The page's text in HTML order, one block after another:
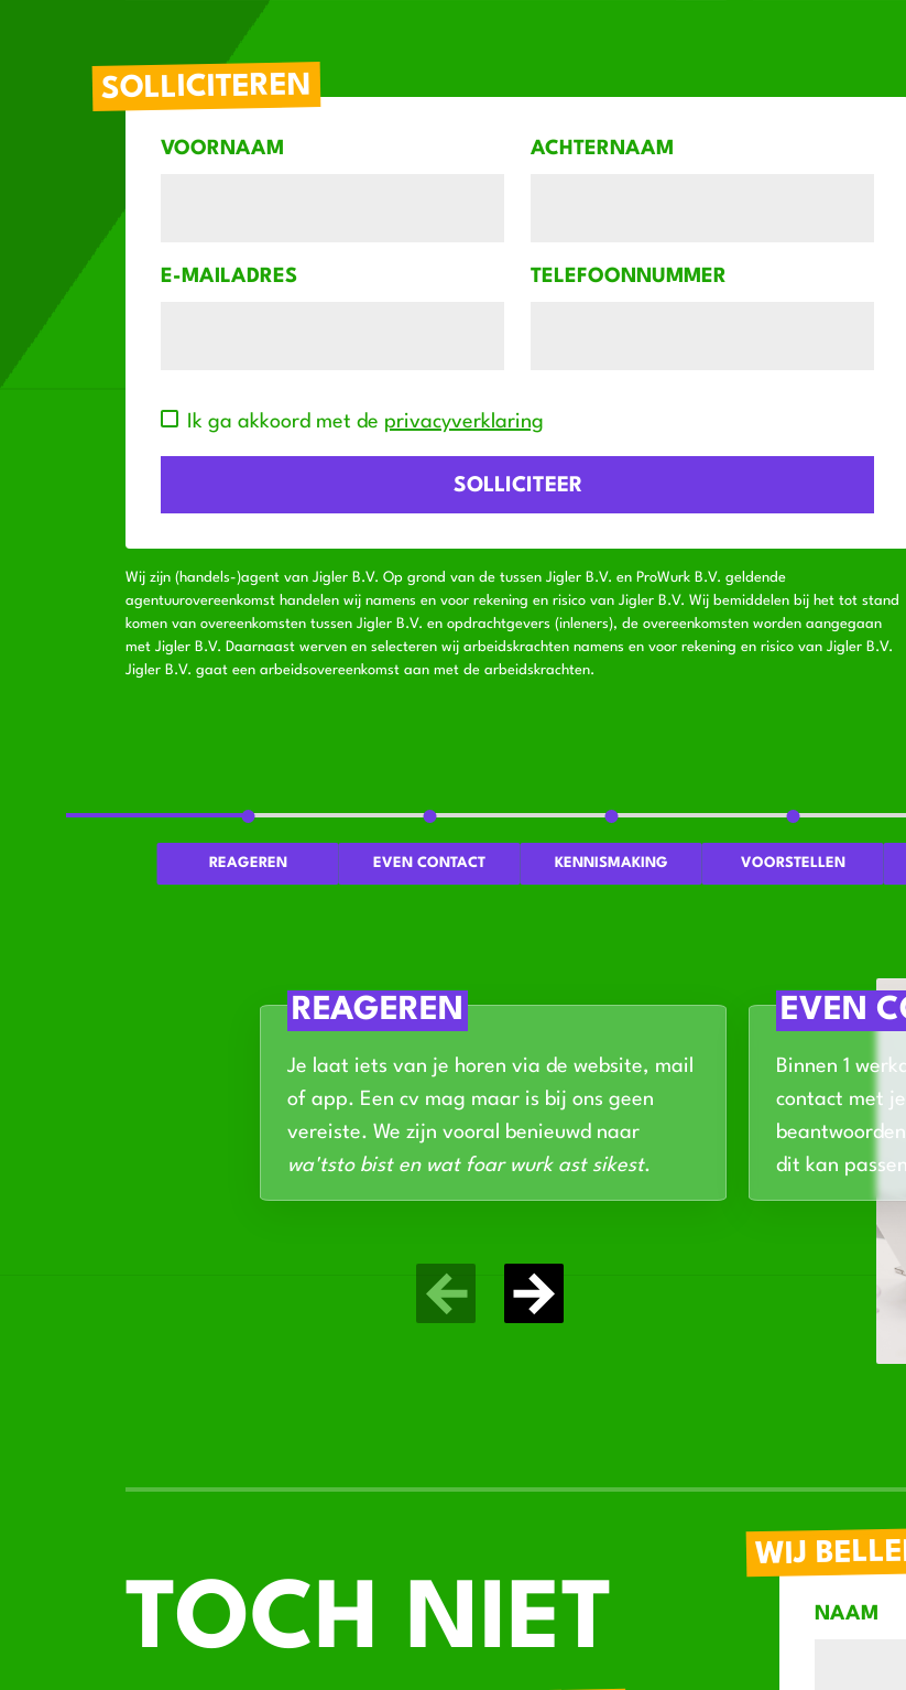
Reiskostenvergoeding + ploegentoeslagen
Mogelijkheden om jezelf verder te ontwikkelen
SOLLICITEREN
VOORNAAM ACHTERNAAM
E-MAILADRES TELEFOONNUMMER
Ik ga akkoord met de privacyverklaring
Wij zijn (handels-)agent van Jigler B.V. Op grond van de tussen Jigler B.V. en ProWurk B.V. geldende
agentuurovereenkomst handelen wij namens en voor rekening en risico van Jigler B.V. Wij bemiddelen bij het tot stand
komen van overeenkomsten tussen Jigler B.V. en opdrachtgevers (inleners), de overeenkomsten worden aangegaan
met Jigler B.V. Daarnaast werven en selecteren wij arbeidskrachten namens en voor rekening en risico van Jigler B.V.
Jigler B.V. gaat een arbeidsovereenkomst aan met de arbeidskrachten.
REAGEREN EVEN CONTACT KENNISMAKING VOORSTELLEN
REAGEREN
Je laat iets van je horen via de website, mail
of app. Een cv mag maar is bij ons geen
vereiste. We zijn vooral benieuwd naar
wa'tsto bist en wat foar wurk ast sikest.
EVEN
Binnen 1
contact met
dit kan
TOCH NIET
WIJ
NAAM